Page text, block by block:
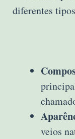
diferentes
veios